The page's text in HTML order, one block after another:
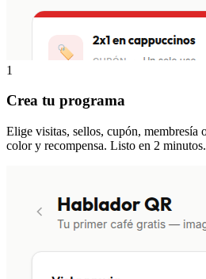
1
Crea tu programa
Elige visitas, sellos, cupón, membresía
color y recompensa. Listo en 2 minutos.